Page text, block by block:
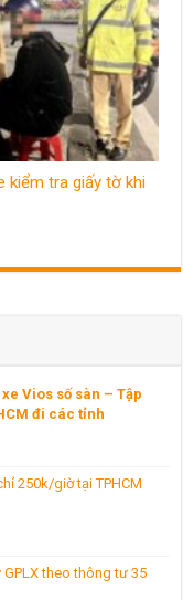
kiểm tra giấy tờ khi
Vios số sàn – Tập
đi các tỉnh
250k/giờ tại TPHCM
theo thông tư 35